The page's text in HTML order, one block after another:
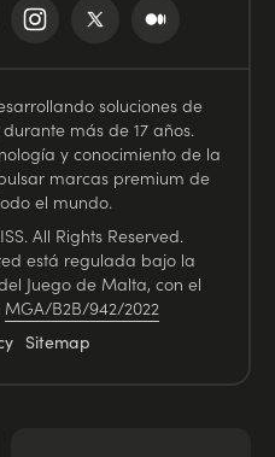
soluciones de
más de 17 años.
y conocimiento de la
marcas premium de
el mundo.
All Rights Reserved.
está regulada bajo la
Juego de Malta, con el
MGA/B2B/942/2022
Sitemap